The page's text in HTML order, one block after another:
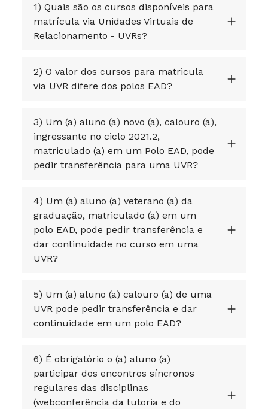
1) Quais são os cursos disponíveis para
matrícula via Unidades Virtuais de
Relacionamento - UVRs?
2) O valor dos cursos para matricula
via UVR difere dos polos EAD?
3) Um (a) aluno (a) novo (a), calouro (a),
ingressante no ciclo 2021.2,
matriculado (a) em um Polo EAD, pode
pedir transferência para uma UVR?
4) Um (a) aluno (a) veterano (a) da
graduação, matriculado (a) em um
polo EAD, pode pedir transferência e
dar continuidade no curso em uma
UVR?
5) Um (a) aluno (a) calouro (a) de uma
UVR pode pedir transferência e dar
continuidade em um polo EAD?
6) É obrigatório o (a) aluno (a)
participar dos encontros síncronos
regulares das disciplinas
(webconferência da tutoria e do